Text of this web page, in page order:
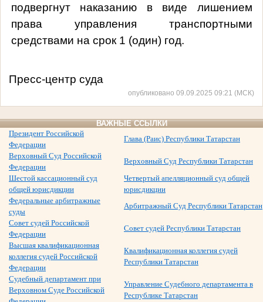
подвергнут наказанию в виде лишением
права управления транспортными
средствами на срок 1 (один) год.
Пресс-центр суда
опубликовано 09.09.2025 09:21 (МСК)
ВАЖНЫЕ ССЫЛКИ
Президент Российской
Федерации
Глава (Раис) Республики Татарстан
Верховный Суд Российской
Федерации
Верховный Суд Республики Татарстан
Шестой кассационный суд
общей юрисдикции
Четвертый апелляционный суд общей
юрисдикции
Федеральные арбитражные
суды
Арбитражный Суд Республики Татарстан
Совет судей Российской
Федерации
Совет судей Республики Татарстан
Высшая квалификационная
коллегия судей Российской
Федерации
Квалификационная коллегия судей
Республики Татарстан
Судебный департамент при
Верховном Суде Российской
Управление Судебного департамента в
Республике Татарстан